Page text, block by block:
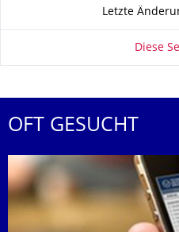
Letzte
Diese
OFT GESUCHT